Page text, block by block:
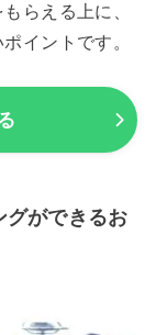
らえる上に、
イントです。
グができるお